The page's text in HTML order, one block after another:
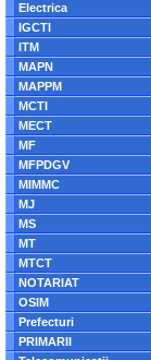
Electrica
IGCTI
ITM
MAPN
MAPPM
MCTI
MECT
MF
MFPDGV
MIMMC
MJ
MS
MT
MTCT
NOTARIAT
OSIM
Prefecturi
PRIMARII